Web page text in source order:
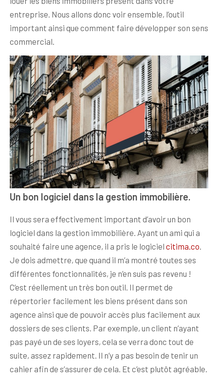
entreprise. Nous allons donc voir ensemble, l’outil
important ainsi que comment faire développer son sens
commercial.
Un bon logiciel dans la gestion immobilière.
Il vous sera effectivement important d’avoir un bon
logiciel dans la gestion immobilière. Ayant un ami qui a
souhaité faire une agence, il a pris le logiciel citima.co
Je dois admettre, que quand il m’a montré toutes ses
différentes fonctionnalités, je n’en suis pas revenu !
C’est réellement un très bon outil. Il permet de
répertorier facilement les biens présent dans son
agence ainsi que de pouvoir accès plus facilement aux
dossiers de ses clients. Par exemple, un client n’ayant
pas payé un de ses loyers, cela se verra donc tout de
suite, assez rapidement. Il n’y a pas besoin de tenir un
cahier afin de s’assurer de cela. Et c’est plutôt agréable.